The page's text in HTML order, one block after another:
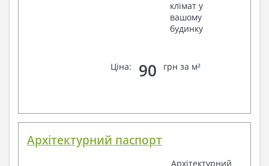
клімат у
вашому
будинку
Ціна: 90 грн за м²
Архітектурний паспорт
Архітектурний